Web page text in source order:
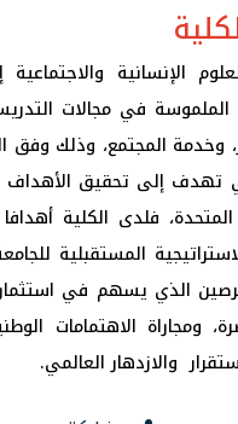
الإنسانية
الملموسة في مجالات
وخدمة المجتمع، وذلك وفق
تهدف إلى تحقيق
المتحدة، فلدى الكلية
المستقبلية
الذي يسهم في
ومجاراة الاهتمامات
والازدهار العالمي.